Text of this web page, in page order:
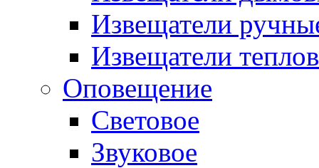
Извещатели
Извещатели
Оповещение
Световое
Звуковое